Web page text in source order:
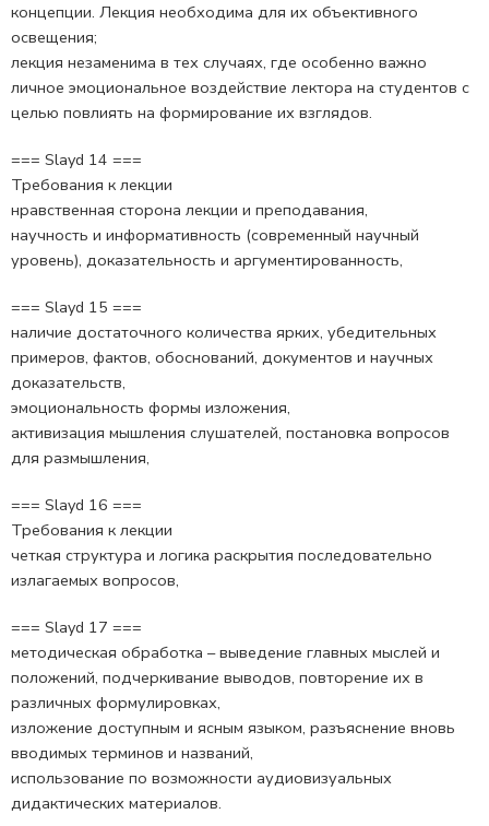
концепции. Лекция необходима для их объективного
освещения;
лекция незаменима в тех случаях, где особенно важно
личное эмоциональное воздействие лектора на студентов с
целью повлиять на формирование их взглядов.
=== Slayd 14 ===
Требования к лекции
нравственная сторона лекции и преподавания,
научность и информативность (современный научный
уровень), доказательность и аргументированность,
=== Slayd 15 ===
наличие достаточного количества ярких, убедительных
примеров, фактов, обоснований, документов и научных
доказательств,
эмоциональность формы изложения,
активизация мышления слушателей, постановка вопросов
для размышления,
=== Slayd 16 ===
Требования к лекции
четкая структура и логика раскрытия последовательно
излагаемых вопросов,
=== Slayd 17 ===
методическая обработка – выведение главных мыслей и
положений, подчеркивание выводов, повторение их в
различных формулировках,
изложение доступным и ясным языком, разъяснение вновь
вводимых терминов и названий,
использование по возможности аудиовизуальных
дидактических материалов.